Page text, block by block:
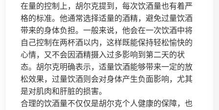
在量的控制上，胡尔克提到，每次饮酒量也有着严
格的标准。他通常选择适量的酒精，避免过量饮酒
带来的身体负担。一般来说，他会在一次饮酒中将
自己控制在两杯酒以内，这样既能保持轻松愉快的
心情，又不会因酒精摄入过多影响到第二天的状
态。胡尔克明确表示，适量饮酒能够带来一定的放
松效果，过量饮酒则会对身体产生负面影响，尤其
是对肌肉和肝脏的损害。
合理的饮酒量不仅仅是胡尔克个人健康的保障，也